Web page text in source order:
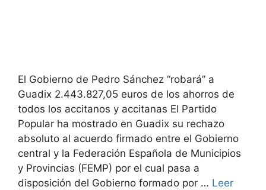
El Gobierno de Pedro Sánchez “robará” a
Guadix 2.443.827,05 euros de los ahorros de
todos los accitanos y accitanas El Partido
Popular ha mostrado en Guadix su rechazo
absoluto al acuerdo firmado entre el Gobierno
central y la Federación Española de Municipios
y Provincias (FEMP) por el cual pasa a
disposición del Gobierno formado por … Leer